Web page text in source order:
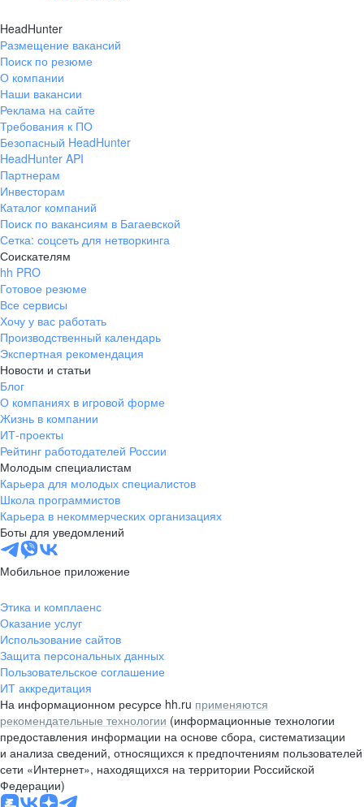
HeadHunter
Размещение вакансий
Поиск по резюме
О компании
Наши вакансии
Реклама на сайте
Требования к ПО
Безопасный HeadHunter
HeadHunter API
Партнерам
Инвесторам
Каталог компаний
Поиск по вакансиям в Багаевской
Сетка: соцсеть для нетворкинга
Соискателям
hh PRO
Готовое резюме
Все сервисы
Хочу у вас работать
Производственный календарь
Экспертная рекомендация
Новости и статьи
Блог
О компаниях в игровой форме
Жизнь в компании
ИТ-проекты
Рейтинг работодателей России
Молодым специалистам
Карьера для молодых специалистов
Школа программистов
Карьера в некоммерческих организациях
Боты для уведомлений
Мобильное приложение
Этика и комплаенс
Оказание услуг
Использование сайтов
Защита персональных данных
Пользовательское соглашение
ИТ аккредитация
На информационном ресурсе hh.ru применяются
рекомендательные технологии (информационные технологии
предоставления информации на основе сбора, систематизации
и анализа сведений, относящихся к предпочтениям пользователей
сети «Интернет», находящихся на территории Российской
Федерации)